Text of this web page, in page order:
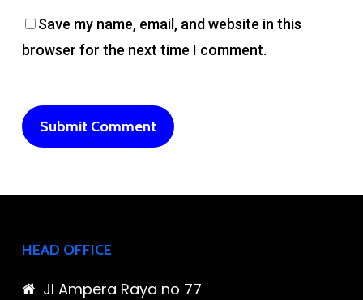
Save my name, email, and website in this
browser for the next time I comment.
HEAD OFFICE
Jl Ampera Raya no 77